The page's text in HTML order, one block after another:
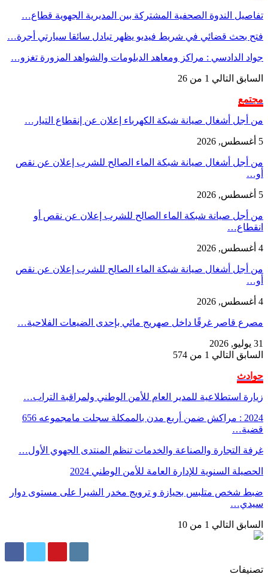
تفاصيل الندوة الصحفية المشتركة بين المديرية الجهوية قطاع…
فتح بحث قضائي في شريط فيديو يظهر تبادل سائقا سيارتي أجرة…
جواد الدادسي : مراكز ومعاهد الدبلومات والشواهد المزورة تغزو…
السابق التالي 1 من 26
مجتمع
من أجل أشغال صيانة شبكة الكهرباء إعلان عن إنقطاع التيار…
5 أغسطس, 2026
من أجل أشغال صيانة شبكة الماء الصالح للشرب إعلان عن نقص
أو…
5 أغسطس, 2026
من أجل صيانة شبكة الماء الصالح للشرب إعلان عن نقص أو
انقطاع…
4 أغسطس, 2026
من أجل أشغال صيانة شبكة الماء الصالح للشرب إعلان عن نقص
أو…
4 أغسطس, 2026
مصرع قاصر غرقًا داخل صهريج مائي بإحدى الضيعات الفلاحية…
31 يوليو, 2026
السابق التالي 1 من 574
حوادث
زيارة استطلاعية للمدير العام للأمن الوطني ولمراقبة التراب…
2024 : مراكش ضمن أربع مدن بالممكلة سجلت مامجموعه 656
قضية…
غرفة التجارة والصناعة والخدمات تنظم المنتدى الجهوي الأول…
الحصيلة السنوية للإدارة العامة للأمن الوطني 2024
ضبط شخص متلبس بحيازة و ترويج مخدر الشيرا على مستوى دوار
سيدي…
السابق التالي 1 من 10
تصنيفات